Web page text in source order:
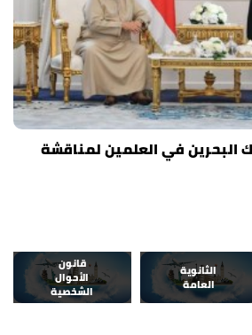
في العلمين لمناقشة
الثانوية
العامة
قانون
الأحوال
الشخصية